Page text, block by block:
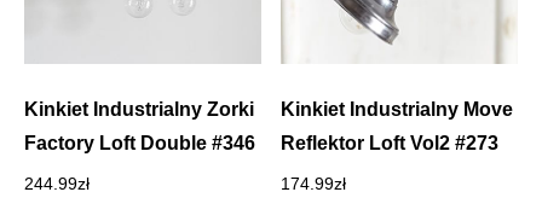
Kinkiet Industrialny Zorki
Factory Loft Double #346
244.99zł
Kinkiet Industrialny Move
Reflektor Loft Vol2 #273
174.99zł